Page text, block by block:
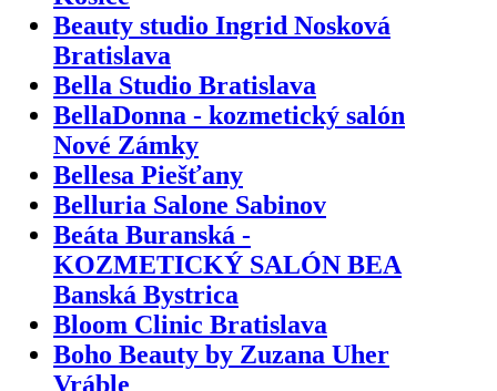
Beauty studio Ingrid Nosková
Bratislava
Bella Studio Bratislava
BellaDonna - kozmetický salón
Nové Zámky
Bellesa Piešťany
Belluria Salone Sabinov
Beáta Buranská -
KOZMETICKÝ SALÓN BEA
Banská Bystrica
Bloom Clinic Bratislava
Boho Beauty by Zuzana Uher
Vráble